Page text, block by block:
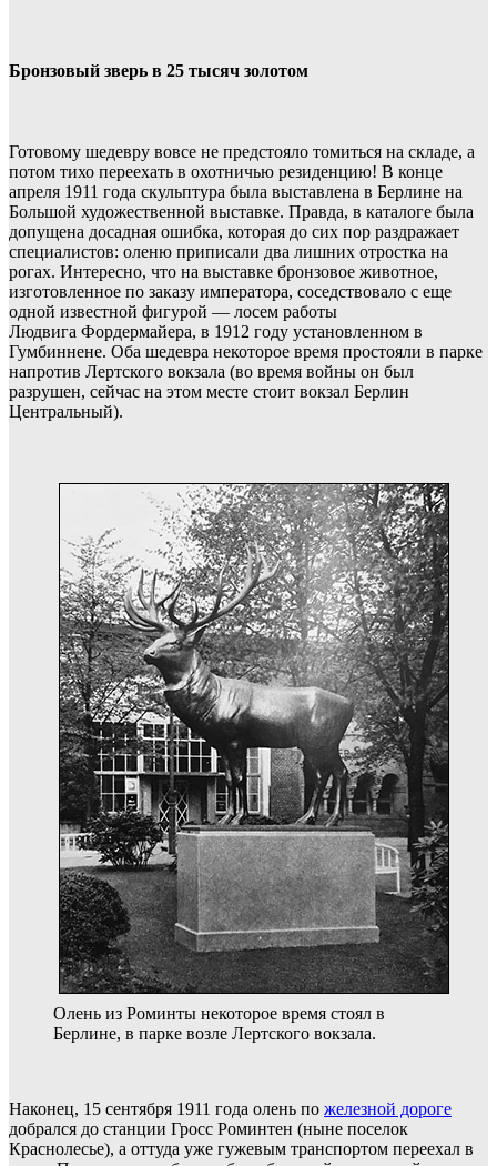
Бронзовый зверь в 25 тысяч золотом
Готовому шедевру вовсе не предстояло томиться на складе, а
потом тихо переехать в охотничью резиденцию! В конце
апреля 1911 года скульптура была выставлена в Берлине на
Большой художественной выставке. Правда, в каталоге была
допущена досадная ошибка, которая до сих пор раздражает
специалистов: оленю приписали два лишних отростка на
рогах. Интересно, что на выставке бронзовое животное,
изготовленное по заказу императора, соседствовало с еще
одной известной фигурой — лосем работы
Людвига Фордермайера, в 1912 году установленном в
Гумбиннене. Оба шедевра некоторое время простояли в парке
напротив Лертского вокзала (во время войны он был
разрушен, сейчас на этом месте стоит вокзал Берлин
Центральный).
Олень из Роминты некоторое время стоял в
Берлине, в парке возле Лертского вокзала.
Наконец, 15 сентября 1911 года олень по железной дороге
добрался до станции Гросс Роминтен (ныне поселок
Краснолесье), а оттуда уже гужевым транспортом переехал в